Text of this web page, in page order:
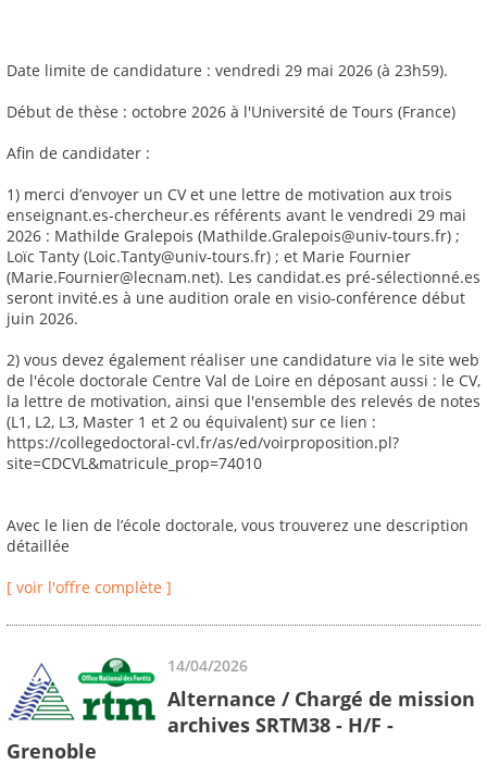
Date limite de candidature : vendredi 29 mai 2026 (à 23h59).
Début de thèse : octobre 2026 à l'Université de Tours (France)
Afin de candidater :
1) merci d’envoyer un CV et une lettre de motivation aux trois
enseignant.es-chercheur.es référents avant le vendredi 29 mai
2026 : Mathilde Gralepois (Mathilde.Gralepois@univ-tours.fr) ;
Loïc Tanty (Loic.Tanty@univ-tours.fr) ; et Marie Fournier
(Marie.Fournier@lecnam.net). Les candidat.es pré-sélectionné.es
seront invité.es à une audition orale en visio-conférence début
juin 2026.
2) vous devez également réaliser une candidature via le site web
de l'école doctorale Centre Val de Loire en déposant aussi : le CV,
la lettre de motivation, ainsi que l'ensemble des relevés de notes
(L1, L2, L3, Master 1 et 2 ou équivalent) sur ce lien :
https://collegedoctoral-cvl.fr/as/ed/voirproposition.pl?
site=CDCVL&matricule_prop=74010
Avec le lien de l’école doctorale, vous trouverez une description
détaillée
[ voir l'offre complète ]
14/04/2026
Alternance / Chargé de mission
archives SRTM38 - H/F -
Grenoble